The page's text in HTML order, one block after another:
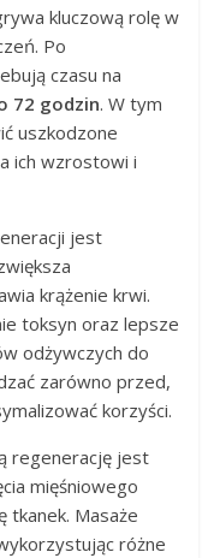
kluczową rolę w
Po
czasu na
72 godzin. W tym
uszkodzone
ich wzrostowi i
jest
krążenie krwi.
toksyn oraz lepsze
odżywczych do
zarówno przed,
korzyści.
regenerację jest
mięśniowego
tkanek. Masaże
różne